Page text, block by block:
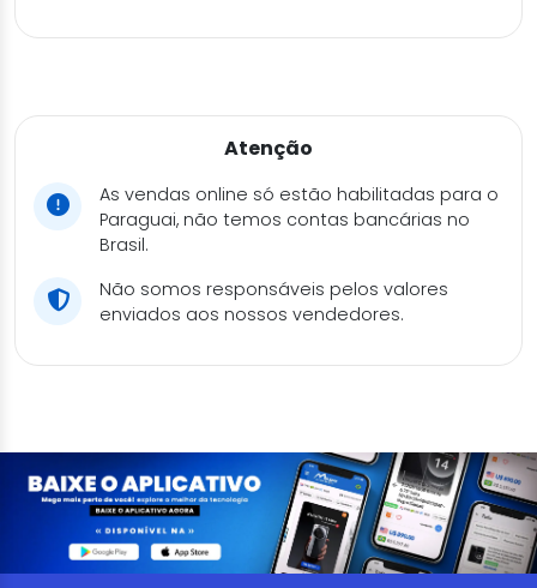
Atenção
As vendas online só estão habilitadas para o
Paraguai, não temos contas bancárias no
Brasil.
Não somos responsáveis pelos valores
enviados aos nossos vendedores.